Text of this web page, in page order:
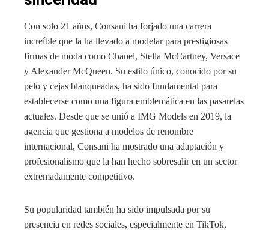
Con solo 21 años, Consani ha forjado una carrera
increíble que la ha llevado a modelar para prestigiosas
firmas de moda como Chanel, Stella McCartney, Versace
y Alexander McQueen. Su estilo único, conocido por su
pelo y cejas blanqueadas, ha sido fundamental para
establecerse como una figura emblemática en las pasarelas
actuales. Desde que se unió a IMG Models en 2019, la
agencia que gestiona a modelos de renombre
internacional, Consani ha mostrado una adaptación y
profesionalismo que la han hecho sobresalir en un sector
extremadamente competitivo.
Su popularidad también ha sido impulsada por su
presencia en redes sociales, especialmente en TikTok,